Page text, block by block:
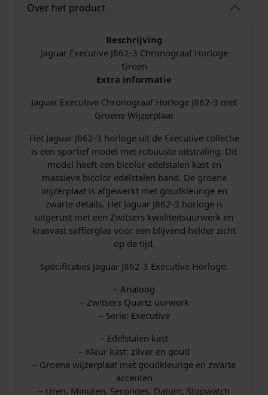
i
j
k
e
p
r
i
j
s
w
a
s
:
€
i
:
€
4
1
6
,
Over het product
Beschrijving
Jaguar Executive J862-3 Chronograaf Horloge
Groen
Extra informatie
Jaguar Executive Chronograaf Horloge J862-3 met
Groene Wijzerplaat
Het Jaguar J862-3 horloge uit de Executive collectie
is een sportief model met robuuste uitstraling. Dit
model heeft een bicolor edelstalen kast en
massieve bicolor edelstalen band. De groene
wijzerplaat is afgewerkt met goudkleurige en
zwarte details. Het Jaguar J862-3 horloge is
uitgerust met een Zwitsers kwaliteitsuurwerk en
krasvast saffierglas voor een blijvend helder zicht
op de tijd.
Specificaties Jaguar J862-3 Executive Horloge:
– Analoog
– Zwitsers Quartz uurwerk
– Serie: Executive
– Edelstalen kast
– Kleur kast: zilver en goud
– Groene wijzerplaat met goudkleurige en zwarte
accenten
– Uren, Minuten, Secondes, Datum, Stopwatch